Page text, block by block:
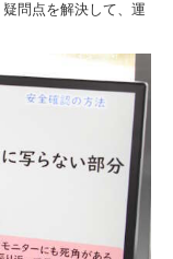
問点を解決して、運